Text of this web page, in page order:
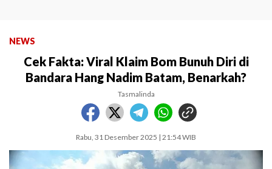
NEWS
Cek Fakta: Viral Klaim Bom Bunuh Diri di
Bandara Hang Nadim Batam, Benarkah?
Tasmalinda
Rabu, 31 Desember 2025 | 21:54 WIB